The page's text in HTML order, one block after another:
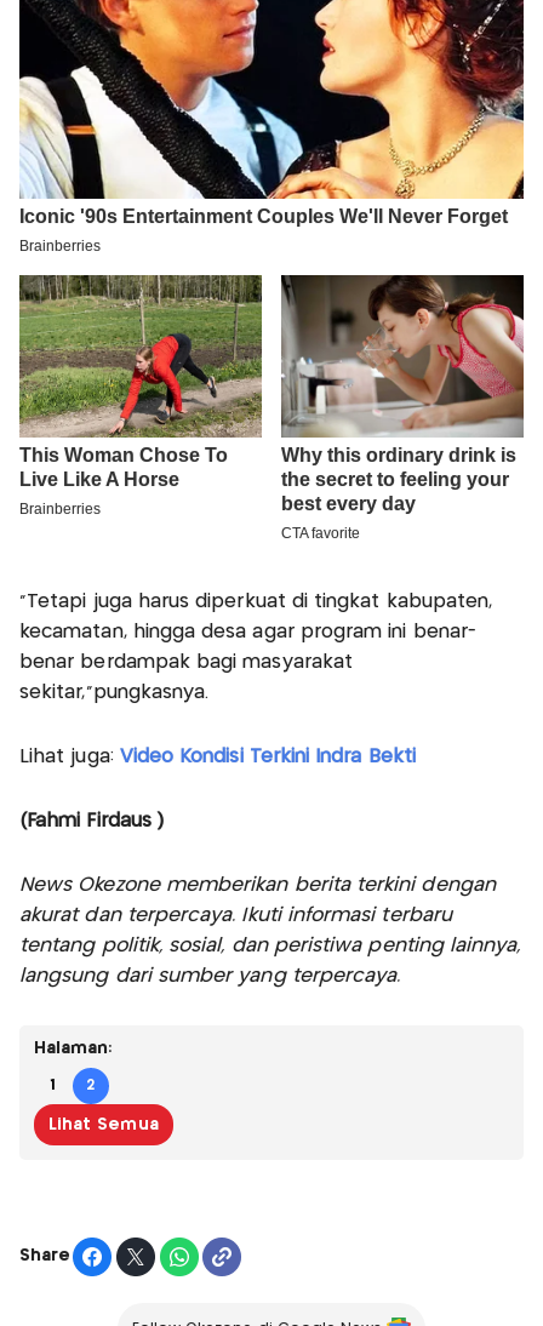
“Tetapi juga harus diperkuat di tingkat kabupaten,
kecamatan, hingga desa agar program ini benar-
benar berdampak bagi masyarakat
sekitar,”pungkasnya.
Lihat juga: Video Kondisi Terkini Indra Bekti
(Fahmi Firdaus )
News Okezone memberikan berita terkini dengan
akurat dan terpercaya. Ikuti informasi terbaru
tentang politik, sosial, dan peristiwa penting lainnya,
langsung dari sumber yang terpercaya.
Halaman:
1 2
Lihat Semua
Share